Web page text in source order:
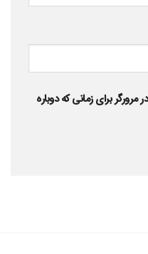
برای زمانی که دوباره